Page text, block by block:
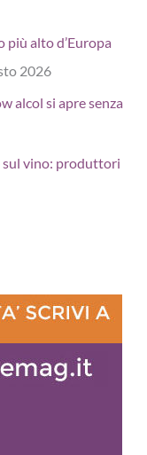
più alto d’Europa
2026
alcol si apre senza
sul vino: produttori